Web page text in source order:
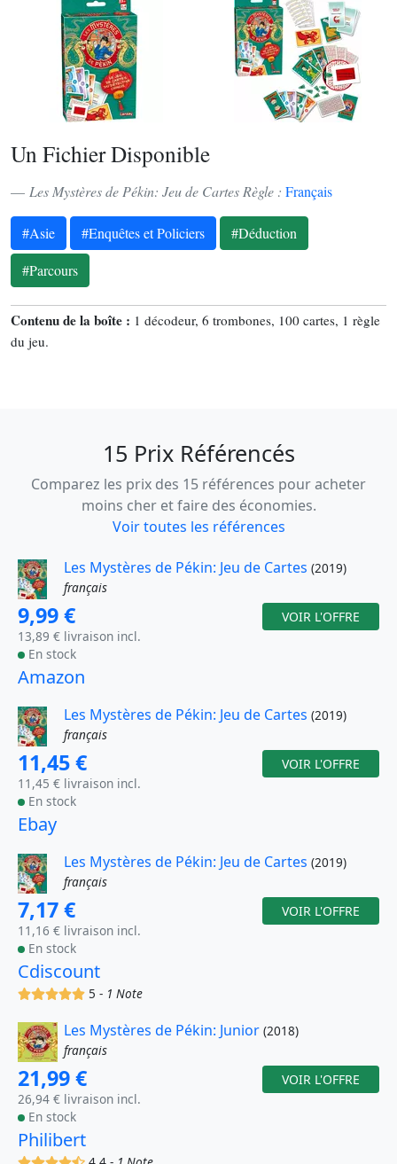
Un Fichier Disponible
Les Mystères de Pékin: Jeu de Cartes Règle : Français
#Asie #Enquêtes et Policiers
#Déduction
#Parcours
Contenu de la boîte : 1 décodeur, 6 trombones, 100 cartes, 1 règle
du jeu.
15 Prix Référencés
Comparez les prix des 15 références pour acheter
moins cher et faire des économies.
Voir toutes les références
Les Mystères de Pékin: Jeu de Cartes (2019)
français
9,99 €
13,89 € livraison incl.
En stock
VOIR L'OFFRE
Amazon
Les Mystères de Pékin: Jeu de Cartes (2019)
français
11,45 €
11,45 € livraison incl.
En stock
VOIR L'OFFRE
Ebay
Les Mystères de Pékin: Jeu de Cartes (2019)
français
7,17 €
11,16 € livraison incl.
En stock
VOIR L'OFFRE
Cdiscount
(x)(x)(x)(x)(x)5 - 1 Note
Les Mystères de Pékin: Junior (2018)
français
21,99 €
26,94 € livraison incl.
En stock
VOIR L'OFFRE
Philibert
(x)(x)(x)(x)(,)